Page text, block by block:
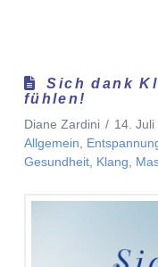
Sich dank
fühlen!
Diane Zardini
14. Juli
Allgemein
Gesundheit, Klang